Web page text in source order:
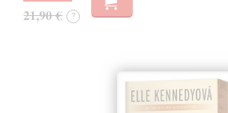
21,90 € ?